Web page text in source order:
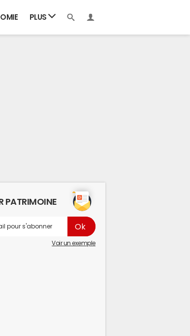
PLUS
PATRIMOINE
Voir un exemple